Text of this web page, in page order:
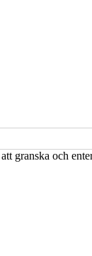
och